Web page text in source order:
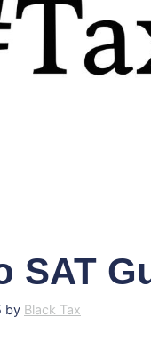
SAT
by Black Tax